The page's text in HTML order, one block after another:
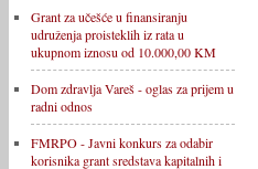
Grant za učešće u finansiranju
udruženja proisteklih iz rata u
ukupnom iznosu od 10.000,00 KM
Dom zdravlja Vareš - oglas za prijem u
radni odnos
FMRPO - Javni konkurs za odabir
korisnika grant sredstava kapitalnih i